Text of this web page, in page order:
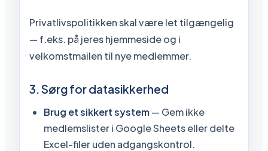
Privatlivspolitikken skal være let tilgængelig
— f.eks. på jeres hjemmeside og i
velkomstmailen til nye medlemmer.
3. Sørg for datasikkerhed
Brug et sikkert system— Gem ikke
medlemslister i Google Sheets eller delte
Excel-filer uden adgangskontrol.